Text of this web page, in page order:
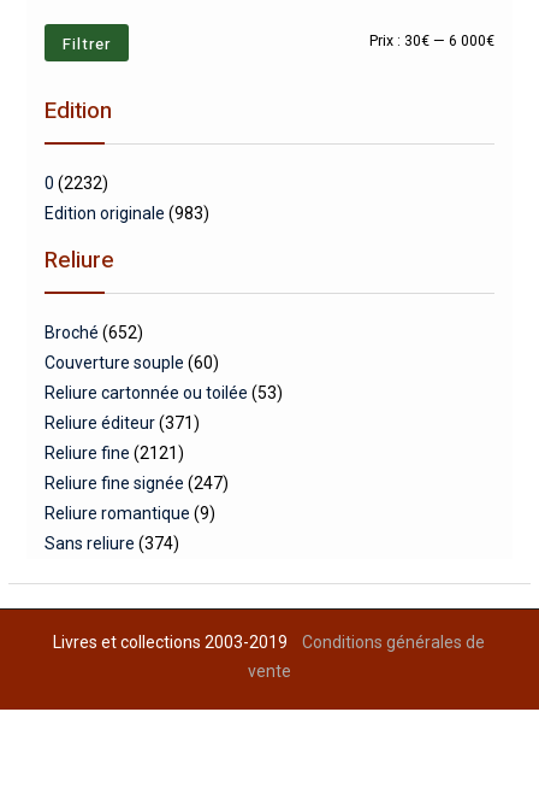
Prix
Prix
Filtrer Prix : 30€ —6 000€
Edition
0 (2232)
Edition originale (983)
Reliure
Broché (652)
Couverture souple (60)
Reliure cartonnée ou toilée (53)
Reliure éditeur (371)
Reliure fine (2121)
Reliure fine signée (247)
Reliure romantique (9)
Sans reliure (374)
Livres et collections 2003-2019Conditions générales de
vente